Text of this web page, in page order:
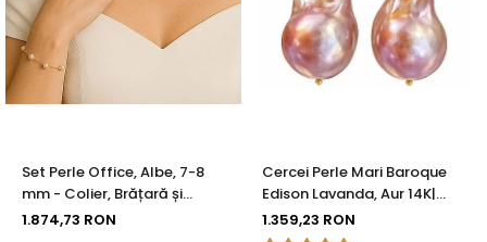
Set Perle Office, Albe, 7-8
mm - Colier, Brățară și
Cercei, Aur Galben 14K |
1.874,73 RON
Cercei Perle Mari Baroque
Edison Lavanda, Aur 14K|
KASKADDA®
1.359,23 RON